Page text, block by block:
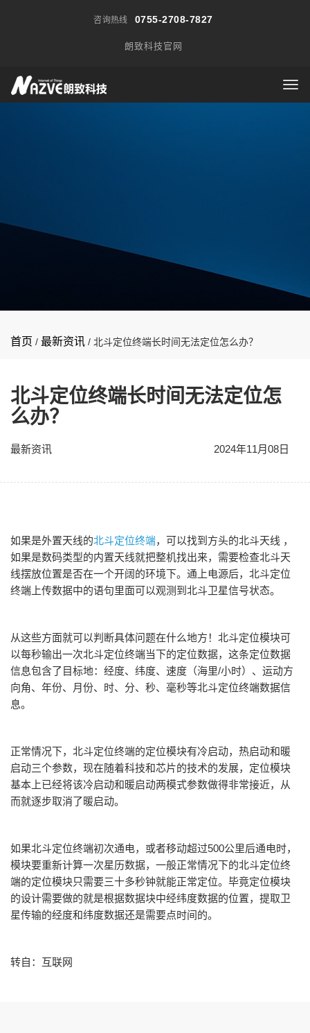
咨询热线 0755-2708-7827
朗致科技官网
首页 / 最新资讯 / 北斗定位终端长时间无法定位怎么办？
北斗定位终端长时间无法定位怎
么办？
最新资讯 2024年11月08日
如果是外置天线的北斗定位终端，可以找到方头的北斗天线 ，
如果是数码类型的内置天线就把整机找出来，需要检查北斗天
线摆放位置是否在一个开阔的环境下。通上电源后，北斗定位
终端上传数据中的语句里面可以观测到北斗卫星信号状态。
从这些方面就可以判断具体问题在什么地方！北斗定位模块可
以每秒输出一次北斗定位终端当下的定位数据，这条定位数据
信息包含了目标地：经度、纬度、速度（海里/小时）、运动方
向角、年份、月份、时、分、秒、毫秒等北斗定位终端数据信
息。
正常情况下，北斗定位终端的定位模块有冷启动，热启动和暖
启动三个参数，现在随着科技和芯片的技术的发展，定位模块
基本上已经将该冷启动和暖启动两模式参数做得非常接近，从
而就逐步取消了暖启动。
如果北斗定位终端初次通电，或者移动超过500公里后通电时，
模块要重新计算一次星历数据，一般正常情况下的北斗定位终
端的定位模块只需要三十多秒钟就能正常定位。毕竟定位模块
的设计需要做的就是根据数据块中经纬度数据的位置，提取卫
星传输的经度和纬度数据还是需要点时间的。
转自：互联网